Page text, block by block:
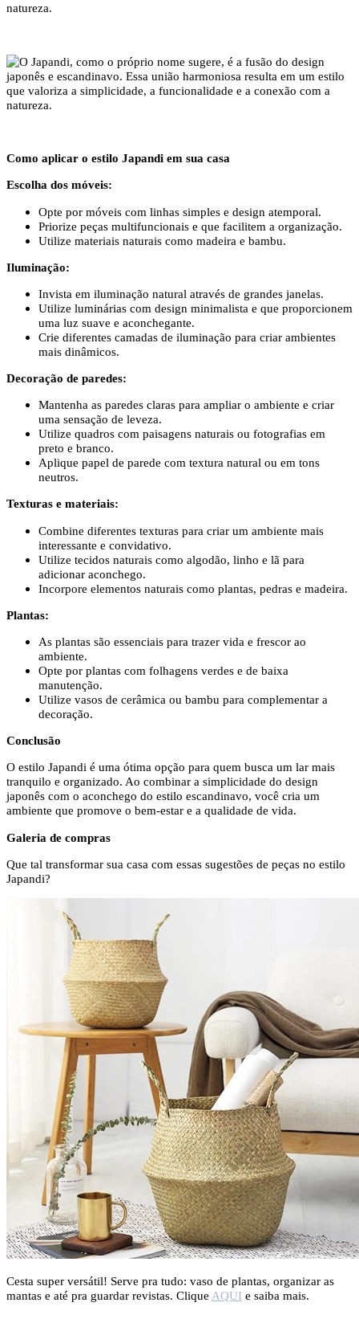
Como aplicar o estilo Japandi em sua casa
Escolha dos móveis:
Opte por móveis com linhas simples e design atemporal.
Priorize peças multifuncionais e que facilitem a organização.
Utilize materiais naturais como madeira e bambu.
Iluminação:
Invista em iluminação natural através de grandes janelas.
Utilize luminárias com design minimalista e que proporcionem
uma luz suave e aconchegante.
Crie diferentes camadas de iluminação para criar ambientes
mais dinâmicos.
Decoração de paredes:
Mantenha as paredes claras para ampliar o ambiente e criar
uma sensação de leveza.
Utilize quadros com paisagens naturais ou fotografias em
preto e branco.
Aplique papel de parede com textura natural ou em tons
neutros.
Texturas e materiais:
Combine diferentes texturas para criar um ambiente mais
interessante e convidativo.
Utilize tecidos naturais como algodão, linho e lã para
adicionar aconchego.
Incorpore elementos naturais como plantas, pedras e madeira.
Plantas:
As plantas são essenciais para trazer vida e frescor ao
ambiente.
Opte por plantas com folhagens verdes e de baixa
manutenção.
Utilize vasos de cerâmica ou bambu para complementar a
decoração.
Conclusão
O estilo Japandi é uma ótima opção para quem busca um lar mais
tranquilo e organizado. Ao combinar a simplicidade do design
japonês com o aconchego do estilo escandinavo, você cria um
ambiente que promove o bem-estar e a qualidade de vida.
Galeria de compras
Que tal transformar sua casa com essas sugestões de peças no estilo
Japandi?
Cesta super versátil! Serve pra tudo: vaso de plantas, organizar as
mantas e até pra guardar revistas. Clique AQUI e saiba mais.